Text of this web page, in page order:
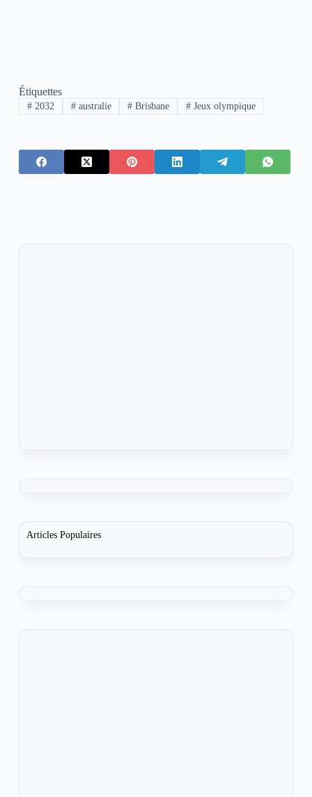
Étiquettes
#2032 #australie # Brisbane # Jeux olympique
Articles Populaires